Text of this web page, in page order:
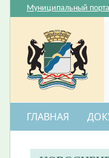
Муниципальный
ГЛАВНАЯ